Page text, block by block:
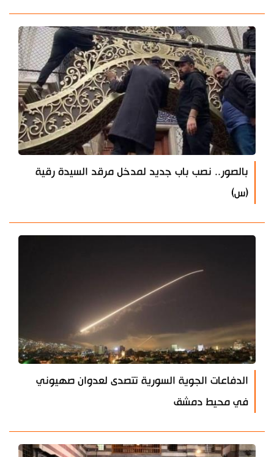
بالصور.. نصب باب جديد لمدخل مرقد السيدة رقية
(س)
الدفاعات الجوية السورية تتصدى لعدوان صهيوني
في محيط دمشق